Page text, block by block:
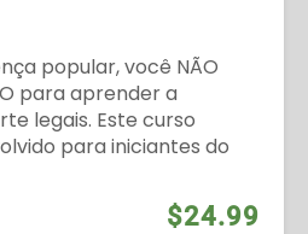
popular, você NÃO
para aprender a
legais. Este curso
para iniciantes do
$24.99